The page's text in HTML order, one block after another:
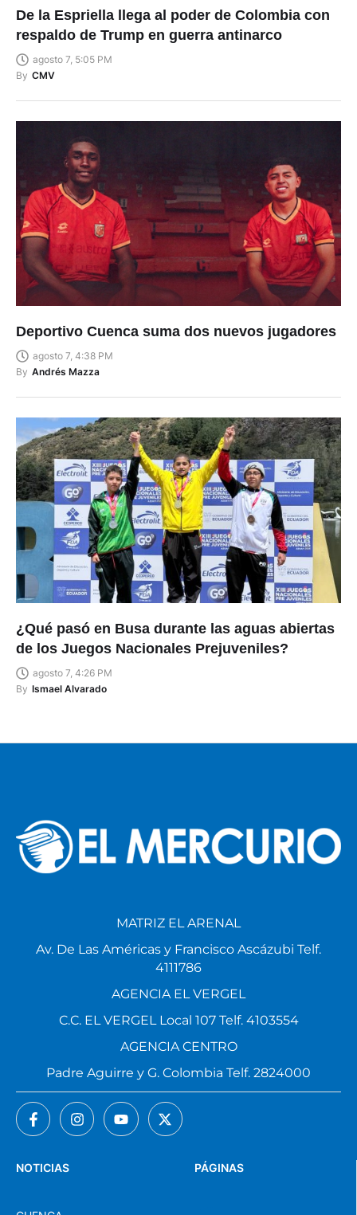
De la Espriella llega al poder de Colombia con
respaldo de Trump en guerra antinarco
agosto 7, 5:05 PM
By CMV
Deportivo Cuenca suma dos nuevos jugadores
agosto 7, 4:38 PM
By Andrés Mazza
¿Qué pasó en Busa durante las aguas abiertas
de los Juegos Nacionales Prejuveniles?
agosto 7, 4:26 PM
By Ismael Alvarado
PÁGINAS
NOTICIAS
MATRIZ EL ARENAL
Av. De Las Américas y Francisco Ascázubi Telf.
4111786
AGENCIA EL VERGEL
C.C. EL VERGEL Local 107 Telf. 4103554
AGENCIA CENTRO
Padre Aguirre y G. Colombia Telf. 2824000